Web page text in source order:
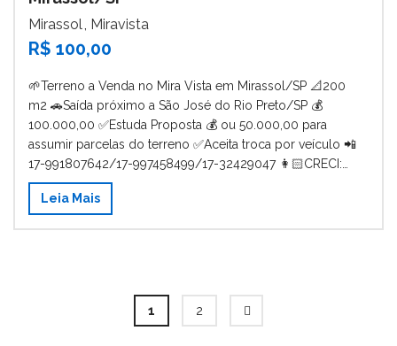
Mirassol, Miravista
R$ 100,00
🌱Terreno a Venda no Mira Vista em Mirassol/SP 📐200
m2 🚗Saída próximo a São José do Rio Preto/SP 💰
100.000,00 ✅Estuda Proposta 💰 ou 50.000,00 para
assumir parcelas do terreno ✅Aceita troca por veículo 📲
17-991807642/17-997458499/17-32429047 👩🏻CRECI:…
Leia Mais
1 2